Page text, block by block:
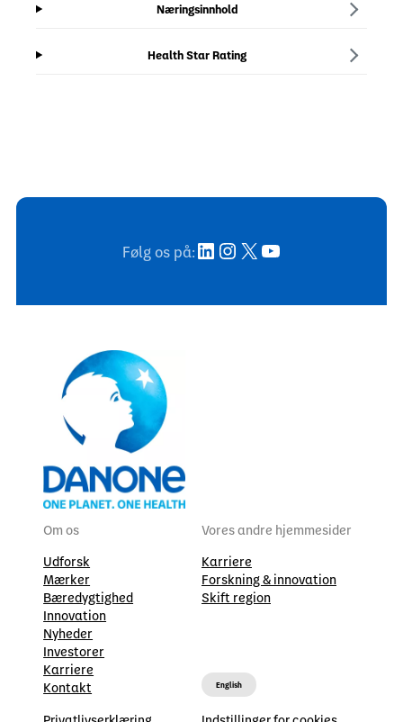
Næringsinnhold
Health Star Rating
Følg os på:LinkedIn
Instagram
X YouTube
Om os
Udforsk
Mærker
Bæredygtighed
Innovation
Nyheder
Investorer
Karriere
Kontakt
Vores andre hjemmesider
Karriere
Forskning & innovation
Skift region
English